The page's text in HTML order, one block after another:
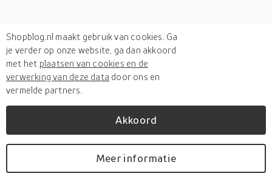
gerelateerde categorieën
Shopblog.nl maakt gebruik van cookies. Ga
je verder op onze website, ga dan akkoord
met het plaatsen van cookies en de
verwerking van deze data door ons en
vermelde partners.
Akkoord
Meer informatie